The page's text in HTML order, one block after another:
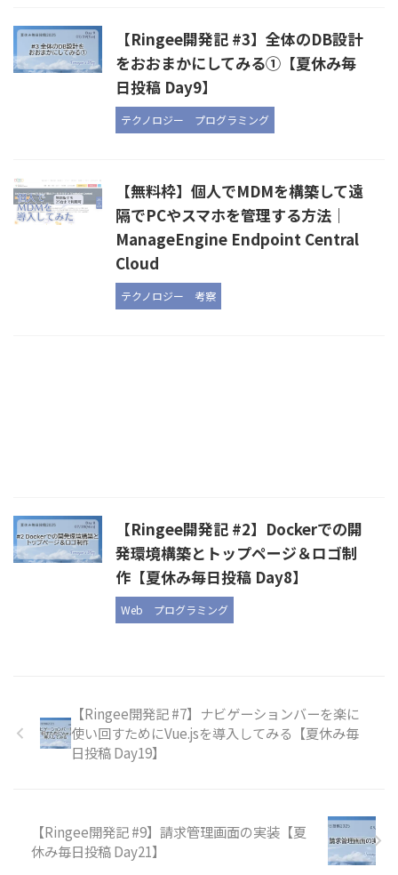
【Ringee開発記 #3】全体のDB設計
をおおまかにしてみる①【夏休み毎
日投稿 Day9】
テクノロジー プログラミング
【無料枠】個人でMDMを構築して遠
隔でPCやスマホを管理する方法｜
ManageEngine Endpoint Central
Cloud
テクノロジー 考察
【Ringee開発記 #2】Dockerでの開
発環境構築とトップページ＆ロゴ制
作【夏休み毎日投稿 Day8】
Web プログラミング
【Ringee開発記 #7】ナビゲーションバーを楽に
使い回すためにVue.jsを導入してみる【夏休み毎
日投稿 Day19】
【Ringee開発記 #9】請求管理画面の実装【夏
休み毎日投稿 Day21】